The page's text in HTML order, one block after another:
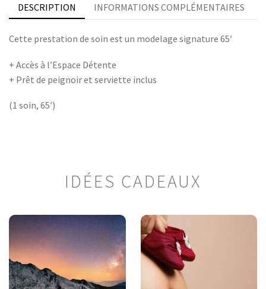
DESCRIPTION INFORMATIONS COMPLÉMENTAIRES
Cette prestation de soin est un modelage signature 65′
+ Accès à l’Espace Détente
+ Prêt de peignoir et serviette inclus
(1 soin, 65′)
IDÉES CADEAUX